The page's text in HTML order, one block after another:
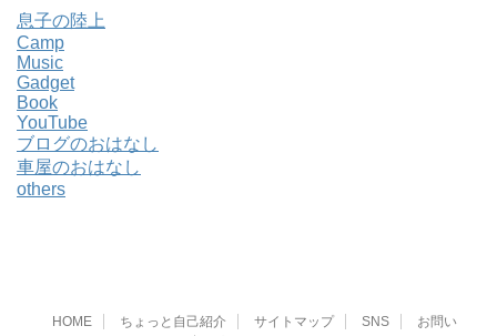
息子の陸上
Camp
Music
Gadget
Book
YouTube
ブログのおはなし
車屋のおはなし
others
HOME ちょっと自己紹介 サイトマップ SNS
お問い